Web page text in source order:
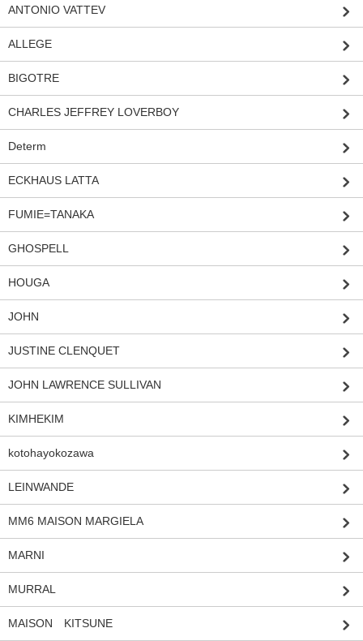
ANTONIO VATTEV
ALLEGE
BIGOTRE
CHARLES JEFFREY LOVERBOY
Determ
ECKHAUS LATTA
FUMIE=TANAKA
GHOSPELL
HOUGA
JOHN
JUSTINE CLENQUET
JOHN LAWRENCE SULLIVAN
KIMHEKIM
kotohayokozawa
LEINWANDE
MM6 MAISON MARGIELA
MARNI
MURRAL
MAISON KITSUNE